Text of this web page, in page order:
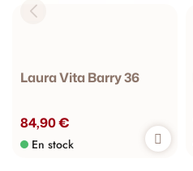
Laura Vita Barry 36
84,90 €
En stock